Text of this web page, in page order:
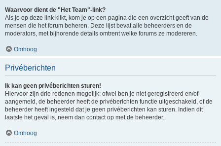
Waarvoor dient de "Het Team"-link?
Als je op deze link klikt, kom je op een pagina die een overzicht geeft van de
mensen die het forum beheren. Deze lijst bevat alle beheerders en de
moderators, met bijhorende details omtrent welke forums ze modereren.
Omhoog
Privéberichten
Ik kan geen privéberichten sturen!
Hiervoor zijn drie redenen mogelijk: ofwel ben je niet geregistreerd en/of
aangemeld, de beheerder heeft de privéberichten functie uitgeschakeld, of de
beheerder heeft ingesteld dat je geen privéberichten kan sturen. Indien dit
laatste het geval is, neem dan contact op met de beheerder.
Omhoog